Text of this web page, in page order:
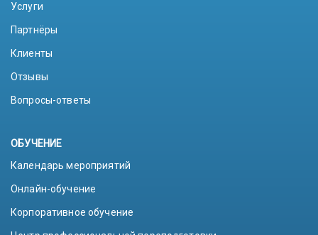
Услуги
Партнёры
Клиенты
Отзывы
Вопросы-ответы
ОБУЧЕНИЕ
Календарь мероприятий
Онлайн-обучение
Корпоративное обучение